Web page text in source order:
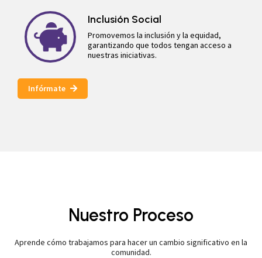
Inclusión Social
Promovemos la inclusión y la equidad,
garantizando que todos tengan acceso a
nuestras iniciativas.
Infórmate
Nuestro Proceso
Aprende cómo trabajamos para hacer un cambio significativo en la
comunidad.